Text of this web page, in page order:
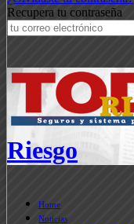
Recupera tu contraseña
Riesgo
Home
Noticias